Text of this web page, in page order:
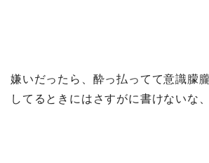
嫌いだったら、酔っ払ってて意識朦
してるときにはさすがに書けないな、